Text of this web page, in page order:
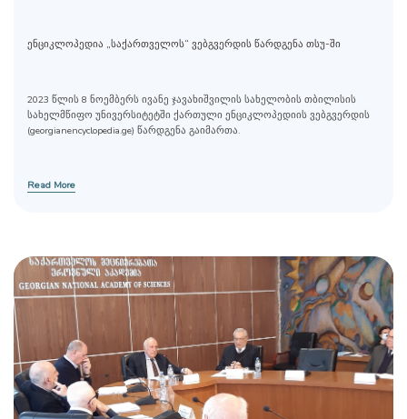
ენციკლოპედია „საქართველოს“ ვებგვერდის წარდგენა თსუ-ში
2023 წლის 8 ნოემბერს ივანე ჯავახიშვილის სახელობის თბილისის
სახელმწიფო უნივერსიტეტში ქართული ენციკლოპედიის ვებგვერდის
(georgianencyclopedia.ge) წარდგენა გაიმართა.
Read More